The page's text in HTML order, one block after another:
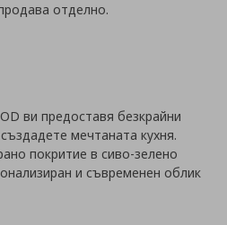
отделно.
ви предоставя безкрайни
мечтаната кухня.
покритие в сиво-зелено
и съвременен облик